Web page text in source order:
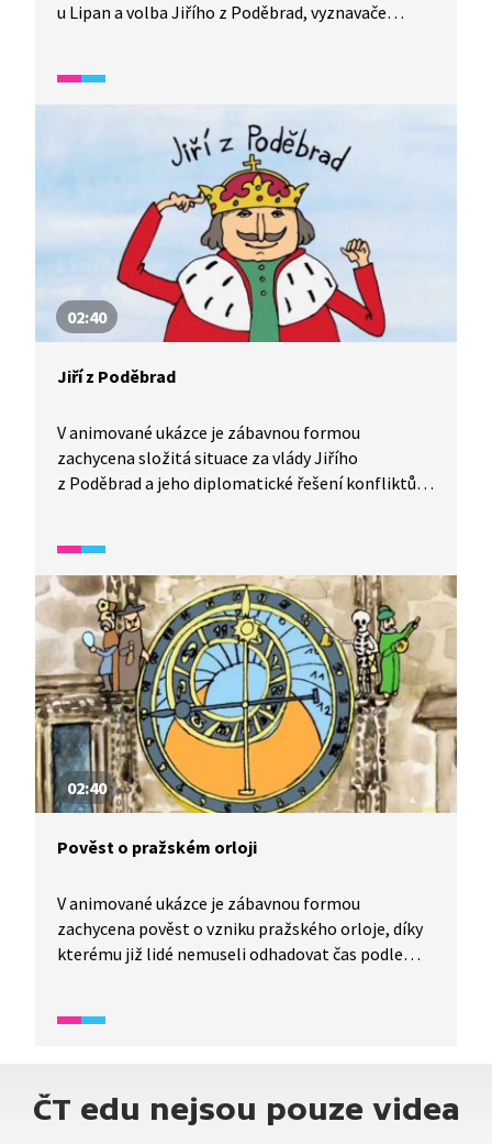
u Lipan a volba Jiřího z Poděbrad, vyznavače
02:40
Jiří z Poděbrad
V animované ukázce je zábavnou formou
zachycena složitá situace za vlády Jiřího
z Poděbrad a jeho diplomatické řešení konfliktů
02:40
Pověst o pražském orloji
V animované ukázce je zábavnou formou
zachycena pověst o vzniku pražského orloje, díky
kterému již lidé nemuseli odhadovat čas podle
ČT edu nejsou pouze videa